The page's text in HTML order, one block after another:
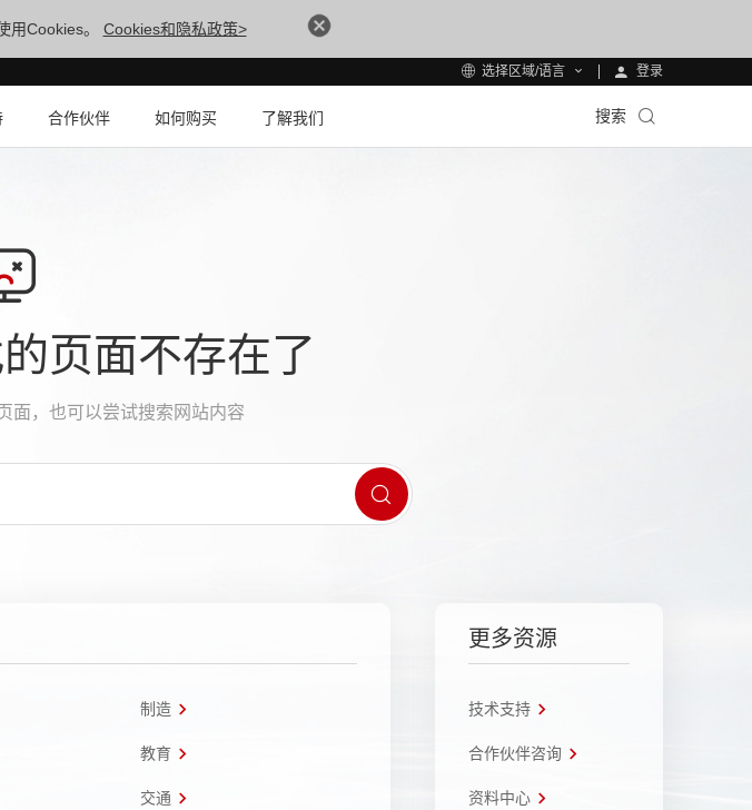
用Cookies。 Cookies和隐私政策>
选择区域/语言 登录
合作伙伴 如何购买 了解我们 搜索
页面不存在了
面，也可以尝试搜索网站内容
制造
教育
交通
更多资源
技术支持
合作伙伴咨询
资料中心